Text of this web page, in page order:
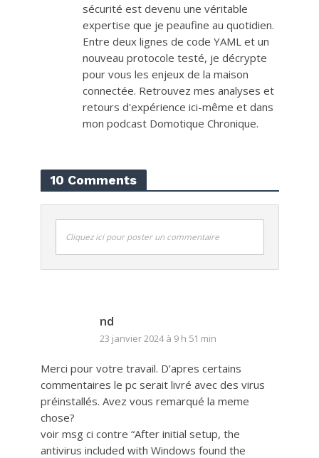
sécurité est devenu une véritable
expertise que je peaufine au quotidien.
Entre deux lignes de code YAML et un
nouveau protocole testé, je décrypte
pour vous les enjeux de la maison
connectée. Retrouvez mes analyses et
retours d'expérience ici-même et dans
mon podcast Domotique Chronique.
10 Comments
Cliquez ici pour poster un commentaire
nd
23 janvier 2024 à 9 h 51 min
Merci pour votre travail. D’apres certains
commentaires le pc serait livré avec des virus
préinstallés. Avez vous remarqué la meme
chose?
voir msg ci contre “After initial setup, the
antivirus included with Windows found the